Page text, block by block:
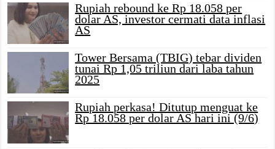
Rupiah rebound ke Rp 18.058 per
dolar AS, investor cermati data inflasi
AS
Tower Bersama (TBIG) tebar dividen
tunai Rp 1,05 triliun dari laba tahun
2025
Rupiah perkasa! Ditutup menguat ke
Rp 18.058 per dolar AS hari ini (9/6)